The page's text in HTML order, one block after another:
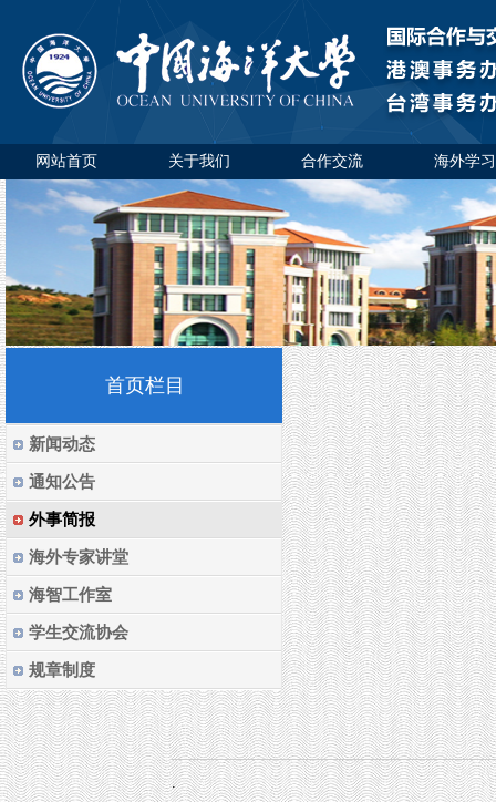
网站首页 关于我们 合作交流 海外学习
首页栏目
新闻动态
通知公告
外事简报
海外专家讲堂
海智工作室
学生交流协会
规章制度
.